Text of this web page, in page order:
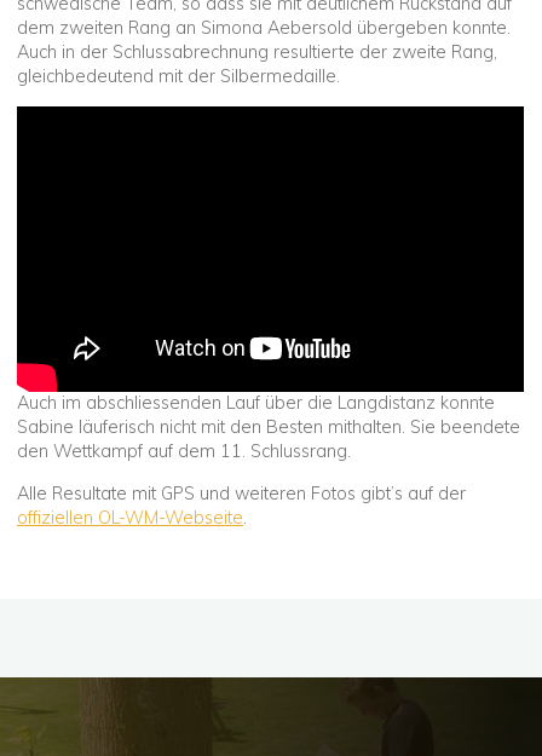
dem zweiten Rang an Simona Aebersold übergeben konnte.
Auch in der Schlussabrechnung resultierte der zweite Rang,
gleichbedeutend mit der Silbermedaille.
Auch im abschliessenden Lauf über die Langdistanz konnte
Sabine läuferisch nicht mit den Besten mithalten. Sie beendete
den Wettkampf auf dem 11. Schlussrang.
Alle Resultate mit GPS und weiteren Fotos gibt’s auf der
offiziellen OL-WM-Webseite